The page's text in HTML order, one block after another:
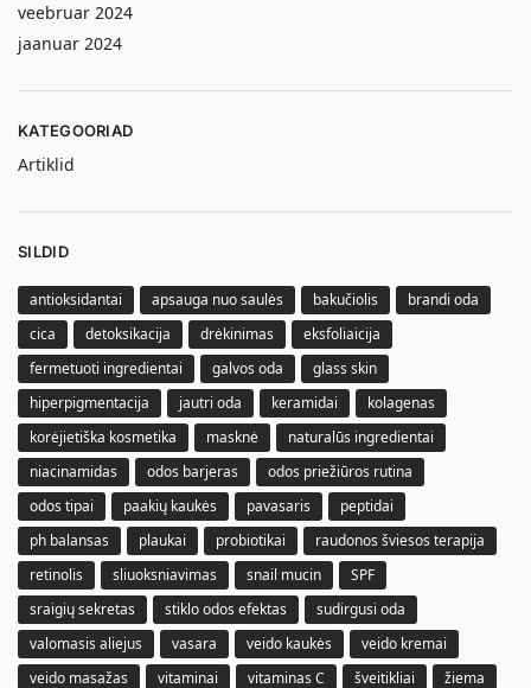
veebruar 2024
jaanuar 2024
KATEGOORIAD
Artiklid
SILDID
antioksidantai apsauga nuo saulės bakučiolis
brandi oda
cica
detoksikacija drėkinimas
eksfoliaicija
fermetuoti ingredientai
galvos oda
glass skin
hiperpigmentacija
jautri oda keramidai
kolagenas
korėjietiška kosmetika
masknė
naturalūs ingredientai
niacinamidas
odos barjeras
odos priežiūros rutina
odos tipai
paakių kaukės pavasaris
peptidai
ph balansas
plaukai probiotikai
raudonos šviesos terapija
retinolis
sliuoksniavimas snail mucin
SPF
sraigių sekretas
stiklo odos efektas
sudirgusi oda
valomasis aliejus
vasara veido kaukės
veido kremai
veido masažas
vitaminai vitaminas C šveitikliai žiema